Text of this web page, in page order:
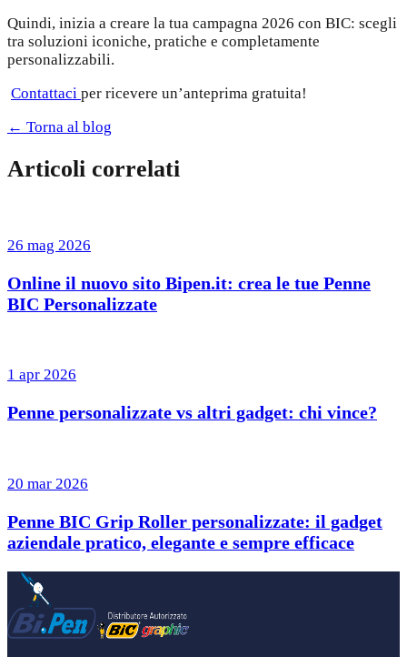
Quindi, inizia a creare la tua campagna 2026 con BIC: scegli
tra soluzioni iconiche, pratiche e completamente
personalizzabili.
Contattaci per ricevere un’anteprima gratuita!
← Torna al blog
Articoli correlati
26 mag 2026
Online il nuovo sito Bipen.it: crea le tue Penne
BIC Personalizzate
1 apr 2026
Penne personalizzate vs altri gadget: chi vince?
20 mar 2026
Penne BIC Grip Roller personalizzate: il gadget
aziendale pratico, elegante e sempre efficace